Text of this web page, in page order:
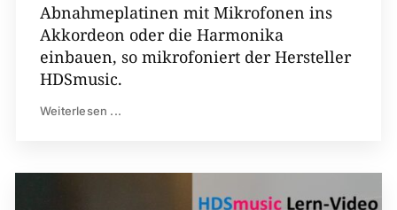
Abnahmeplatinen mit Mikrofonen ins
Akkordeon oder die Harmonika
einbauen, so mikrofoniert der Hersteller
HDSmusic.
Weiterlesen ...